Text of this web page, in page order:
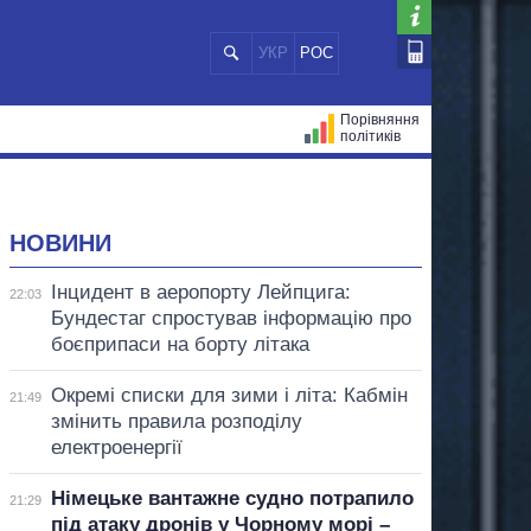
УКР РОС
Порівняння
політиків
НОВИНИ
22:03
Інцидент в аеропорту Лейпцига:
Бундестаг спростував інформацію про
боєприпаси на борту літака
21:49
Окремі списки для зими і літа: Кабмін
змінить правила розподілу
електроенергії
21:29
Німецьке вантажне судно потрапило
під атаку дронів у Чорному морі –